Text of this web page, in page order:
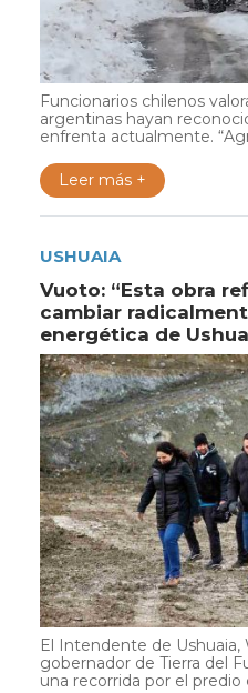
Funcionarios chilenos
argentinas hayan
enfrenta actualmente.
Leer más +
USHUAIA
Vuoto: “Esta obra
cambiar
energética de
El Intendente de Ushuaia,
gobernador de Tierra del
una recorrida por el predio